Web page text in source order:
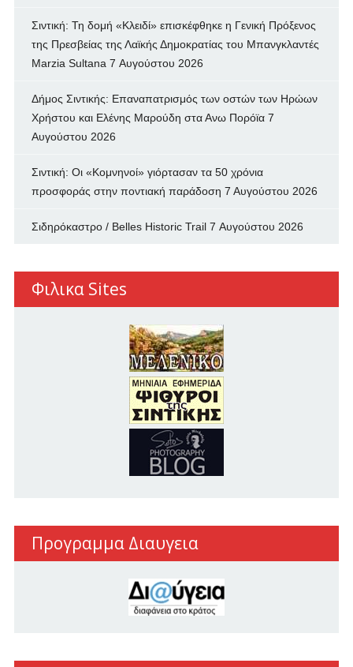
Σιντική: Τη δομή «Κλειδί» επισκέφθηκε η Γενική Πρόξενος
της Πρεσβείας της Λαϊκής Δημοκρατίας του Μπανγκλαντές
Marzia Sultana 7 Αυγούστου 2026
Δήμος Σιντικής: Επαναπατρισμός των oστών των Ηρώων
Χρήστου και Ελένης Μαρούδη στα Ανω Πορόϊα 7
Αυγούστου 2026
Σιντική: Οι «Κομνηνοί» γιόρτασαν τα 50 χρόνια
προσφοράς στην ποντιακή παράδοση 7 Αυγούστου 2026
Σιδηρόκαστρο / Belles Historic Trail 7 Αυγούστου 2026
Φιλικα Sites
Προγραμμα Διαυγεια